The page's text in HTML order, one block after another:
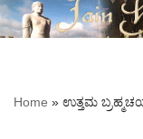
Home » ಉತ್ತಮ